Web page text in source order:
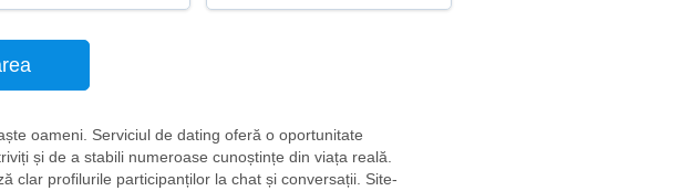
oameni. Serviciul de dating oferă o oportunitate
și de a stabili numeroase cunoștințe din viața reală.
clar profilurile participanților la chat și conversații. Site-